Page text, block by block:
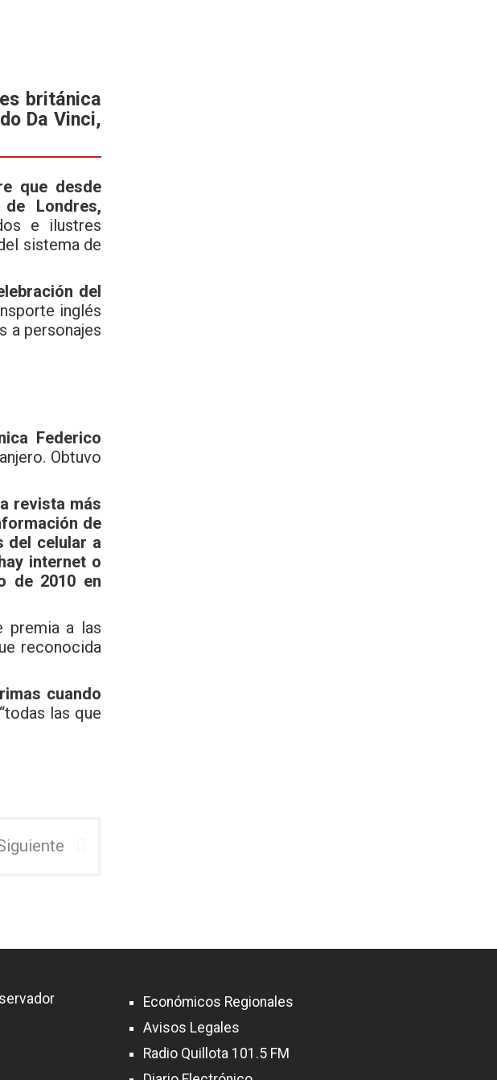
británica
Da Vinci,
que desde
Londres,
e ilustres
sistema de
del
inglés
a personajes
Federico
Obtuvo
revista más
de
del celular a
internet o
de 2010 en
premia a las
reconocida
cuando
las que
Económicos Regionales
Avisos Legales
Radio Quillota 101.5 FM